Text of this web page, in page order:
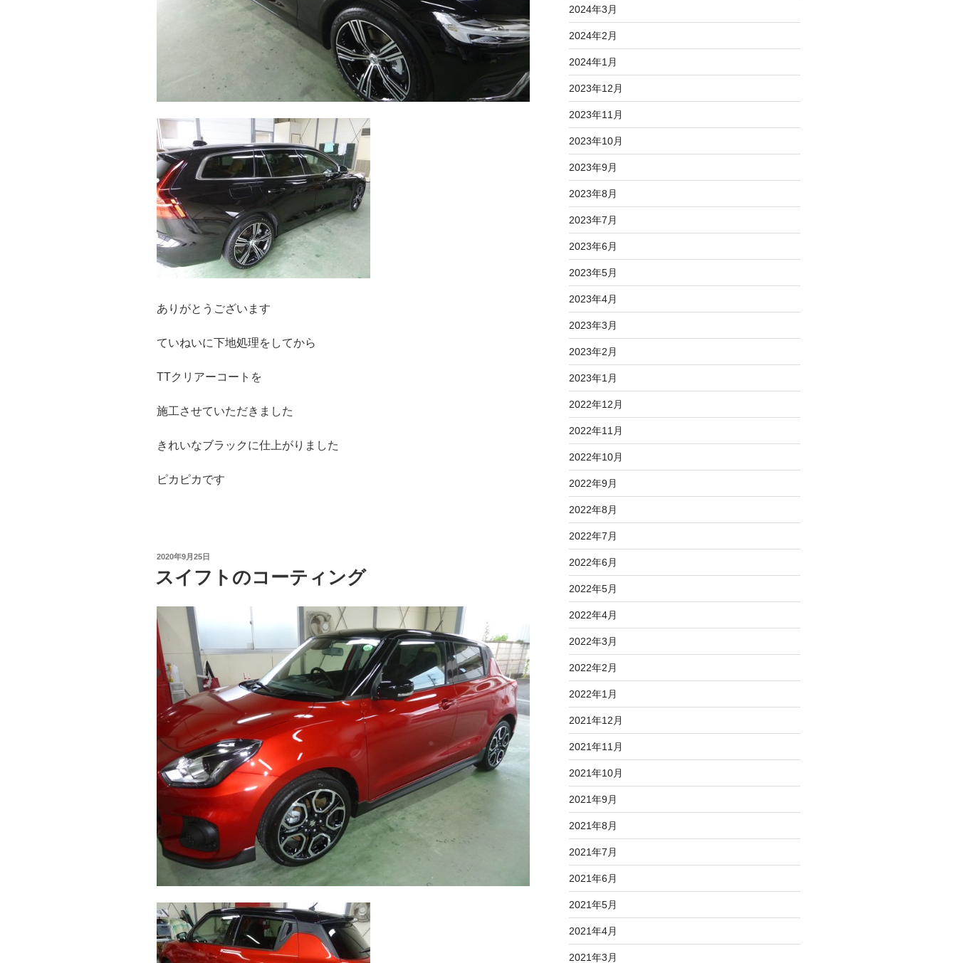
ありがとうございます
ていねいに下地処理をしてから
TTクリアーコートを
施工させていただきました
きれいなブラックに仕上がりました
ピカピカです
投
日:
2020年9月25日
スイフトのコーティング
2024年3月
2024年2月
2024年1月
2023年12月
2023年11月
2023年10月
2023年9月
2023年8月
2023年7月
2023年6月
2023年5月
2023年4月
2023年3月
2023年2月
2023年1月
2022年12月
2022年11月
2022年10月
2022年9月
2022年8月
2022年7月
2022年6月
2022年5月
2022年4月
2022年3月
2022年2月
2022年1月
2021年12月
2021年11月
2021年10月
2021年9月
2021年8月
2021年7月
2021年6月
2021年5月
2021年4月
2021年3月